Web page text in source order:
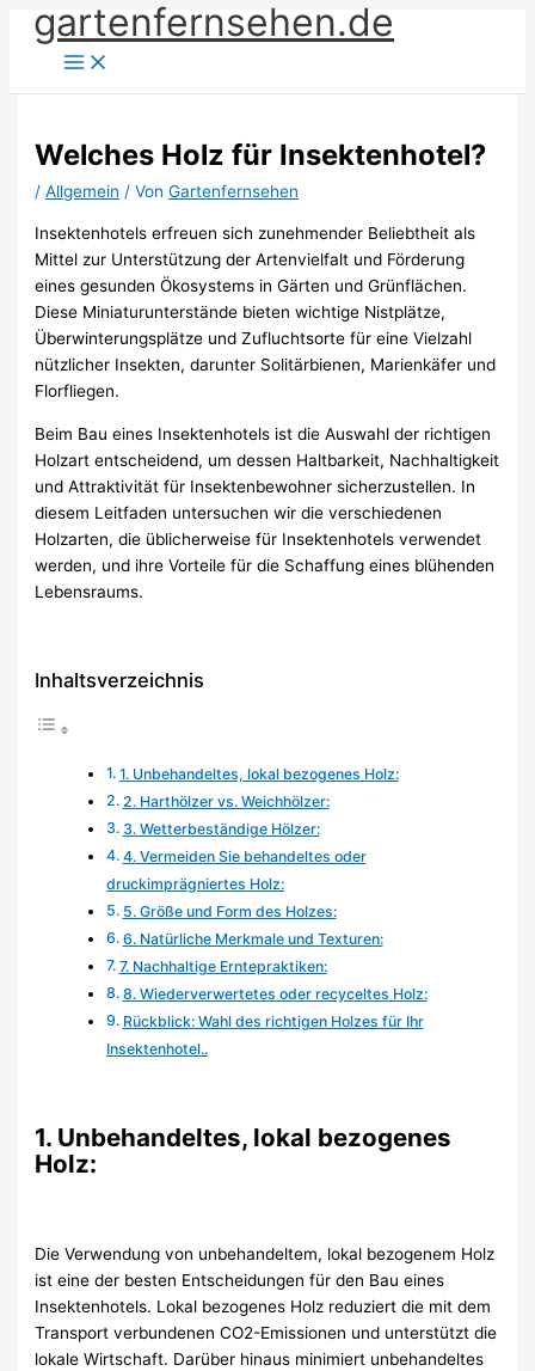
Zum
Inhalt
springen
gartenfernsehen.de
Welches Holz für Insektenhotel?
/Allgemein / VonGartenfernsehen
Insektenhotels erfreuen sich zunehmender Beliebtheit als
Mittel zur Unterstützung der Artenvielfalt und Förderung
eines gesunden Ökosystems in Gärten und Grünflächen.
Diese Miniaturunterstände bieten wichtige Nistplätze,
Überwinterungsplätze und Zufluchtsorte für eine Vielzahl
nützlicher Insekten, darunter Solitärbienen, Marienkäfer und
Florfliegen.
Beim Bau eines Insektenhotels ist die Auswahl der richtigen
Holzart entscheidend, um dessen Haltbarkeit, Nachhaltigkeit
und Attraktivität für Insektenbewohner sicherzustellen. In
diesem Leitfaden untersuchen wir die verschiedenen
Holzarten, die üblicherweise für Insektenhotels verwendet
werden, und ihre Vorteile für die Schaffung eines blühenden
Lebensraums.
Inhaltsverzeichnis
1. Unbehandeltes, lokal bezogenes Holz:
2. Harthölzer vs. Weichhölzer:
3. Wetterbeständige Hölzer:
4. Vermeiden Sie behandeltes oder
druckimprägniertes Holz:
5. Größe und Form des Holzes:
6. Natürliche Merkmale und Texturen:
7. Nachhaltige Erntepraktiken:
8. Wiederverwertetes oder recyceltes Holz:
Rückblick: Wahl des richtigen Holzes für Ihr
Insektenhotel..
1. Unbehandeltes, lokal bezogenes
Holz:
Die Verwendung von unbehandeltem, lokal bezogenem Holz
ist eine der besten Entscheidungen für den Bau eines
Insektenhotels. Lokal bezogenes Holz reduziert die mit dem
Transport verbundenen CO2-Emissionen und unterstützt die
lokale Wirtschaft. Darüber hinaus minimiert unbehandeltes